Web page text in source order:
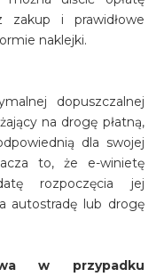
i prawidłowe
naklejki.
dopuszczalnej
na drogę płatną,
dla swojej
to, że e-winietę
rozpoczęcia jej
autostradę lub drogę
w przypadku